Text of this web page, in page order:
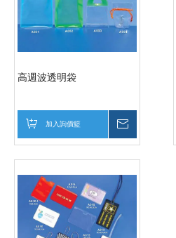
高週波透明袋
加入詢價籃